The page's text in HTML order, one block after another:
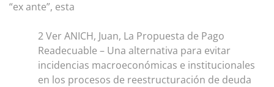
“ex ante”, esta
2 Ver ANICH, Juan, La Propuesta de Pago
Readecuable – Una alternativa para evitar
incidencias macroeconómicas e institucionales
en los procesos de reestructuración de deuda